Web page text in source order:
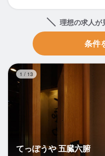
理想の求人が
条件
1 / 13
てっぽうや 五臓六腑